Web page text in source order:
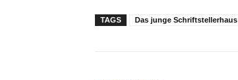
TAGS Das junge Schriftstellerhaus